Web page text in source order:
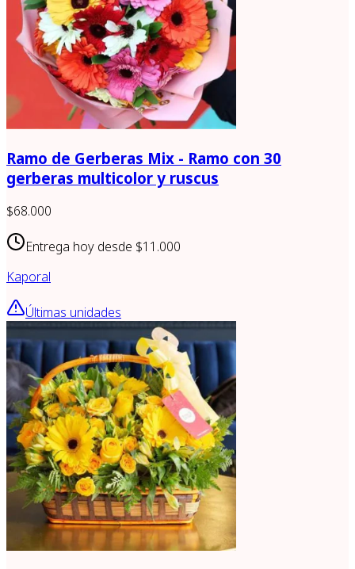
Ramo de Gerberas Mix - Ramo con 30
gerberas multicolor y ruscus
$68.000
Entrega hoy desde $11.000
Kaporal
Últimas unidades